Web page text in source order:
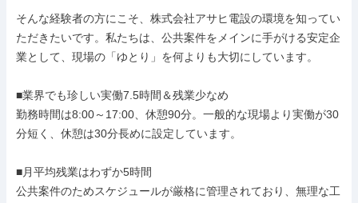
そんな経験者の方にこそ、株式会社アサヒ電設の環境を知ってい
ただきたいです。私たちは、公共案件をメインに手がける安定企
業として、現場の「ゆとり」を何よりも大切にしています。
■業界でも珍しい実働7.5時間＆残業少なめ
勤務時間は8:00～17:00、休憩90分。一般的な現場より実働が30
分短く、休憩は30分長めに設定しています。
■月平均残業はわずか5時間
公共案件のためスケジュールが厳格に管理されており、無理な工